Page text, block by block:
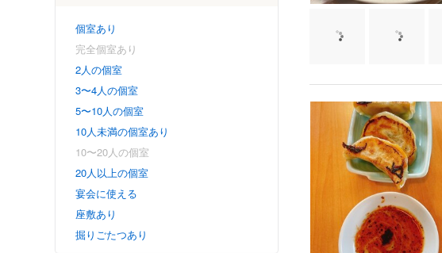
個室あり
完全個室あり
2人の個室
3〜4人の個室
5〜10人の個室
10人未満の個室あり
10〜20人の個室
20人以上の個室
宴会に使える
座敷あり
掘りごたつあり